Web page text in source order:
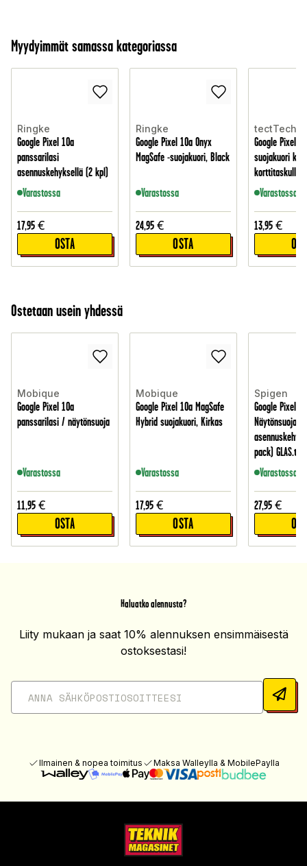
Myydyimmät samassa kategoriassa
Ringke
Google Pixel 10a
panssarilasi
asennuskehyksellä (2 kpl)
Varastossa
17,95 €
OSTA
Ringke
Google Pixel 10a Onyx
MagSafe -suojakuori, Black
Varastossa
24,95 €
OSTA
tectTech
Google Pixel
suojakuori
korttitaskulla,
Varastossa
13,95 €
Ostetaan usein yhdessä
Mobique
Google Pixel 10a
panssarilasi / näytönsuoja
Varastossa
11,95 €
OSTA
Mobique
Google Pixel 10a MagSafe
Hybrid suojakuori, Kirkas
Varastossa
17,95 €
OSTA
Spigen
Google Pixel
Näytönsuoja
pack) GLAS.tR
Varastossa
27,95 €
Haluatko alennusta?
Liity mukaan ja saat 10% alennuksen ensimmäisestä
ostoksestasi!
Ilmainen & nopea toimitus Maksa Walleylla & MobilePaylla